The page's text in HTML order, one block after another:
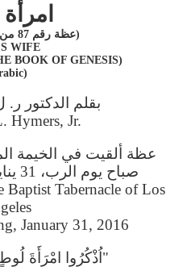
(عظة رقم 87 من سفر التكوين)
WIFE
(SERMON #87 ON THE BOOK OF GENESIS)
(Arabic)
بقلم الدكتور ر.
Hymers, Jr.
عظة ألقيت في الخيمة
صباح يوم الرب، 31 يناير/كانون الثاني 2016
Baptist Tabernacle of Los
January 31, 2016
"اُذْكُرُوا امْرَأَةَ لُوطٍ"